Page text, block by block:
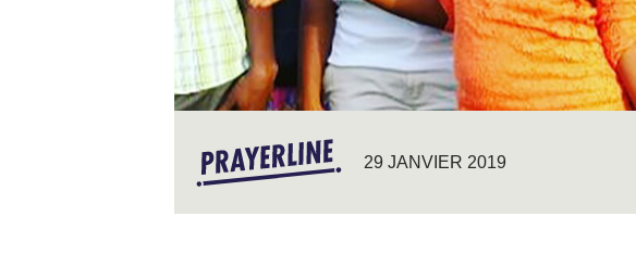
29 JANVIER 2019